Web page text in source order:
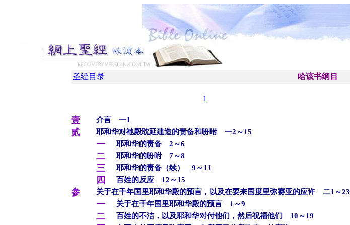
圣经目录 哈该书纲目
1
壹 介言 一1
贰 耶和华对祂殿耽延建造的责备和吩咐 一2～15
一 耶和华的责备 2～6
二 耶和华的吩咐 7～8
三 耶和华的责备（续） 9～11
四 百姓的反应 12～15
参 关于在千年国里耶和华殿的预言，以及在要来国度里弥赛亚的应许 二1～23
一 关于在千年国里耶和华殿的预言 1～9
二 百姓的不洁，以及耶和华对付他们，然后祝福他们 10～19